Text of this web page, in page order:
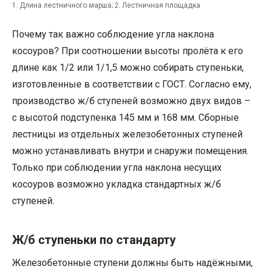
1. Длина лестничного марша; 2. Лестничная площадка
Почему так важно соблюдение угла наклона
косоуров? При соотношении высоты пролёта к его
длине как 1/2 или 1/1,5 можно собирать ступеньки,
изготовленные в соответствии с ГОСТ. Согласно ему,
производство ж/б ступеней возможно двух видов –
с высотой подступенка 145 мм и 168 мм. Сборные
лестницы из отдельных железобетонных ступеней
можно устанавливать внутри и снаружи помещения.
Только при соблюдении угла наклона несущих
косоуров возможно укладка стандартных ж/б
ступеней.
Ж/б ступеньки по стандарту
Железобетонные ступени должны быть надёжными,